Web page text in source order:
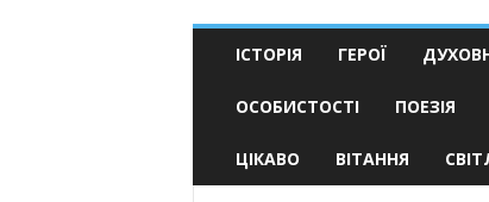
ІСТОРІЯ ГЕРОЇ
ОСОБИСТОСТІ ПОЕЗІЯ
ЦІКАВО ВІТАННЯ